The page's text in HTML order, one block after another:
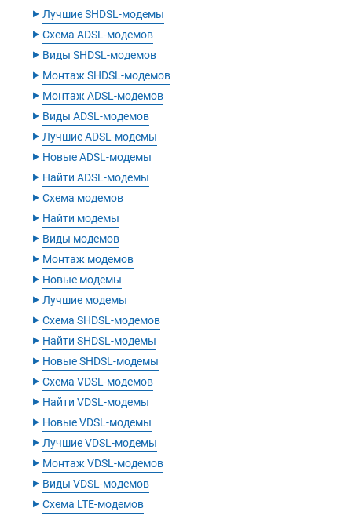
‣ Лучшие SHDSL-модемы
‣ Схема ADSL-модемов
‣ Виды SHDSL-модемов
‣ Монтаж SHDSL-модемов
‣ Монтаж ADSL-модемов
‣ Виды ADSL-модемов
‣ Лучшие ADSL-модемы
‣ Новые ADSL-модемы
‣ Найти ADSL-модемы
‣ Схема модемов
‣ Найти модемы
‣ Виды модемов
‣ Монтаж модемов
‣ Новые модемы
‣ Лучшие модемы
‣ Схема SHDSL-модемов
‣ Найти SHDSL-модемы
‣ Новые SHDSL-модемы
‣ Схема VDSL-модемов
‣ Найти VDSL-модемы
‣ Новые VDSL-модемы
‣ Лучшие VDSL-модемы
‣ Монтаж VDSL-модемов
‣ Виды VDSL-модемов
‣ Схема LTE-модемов